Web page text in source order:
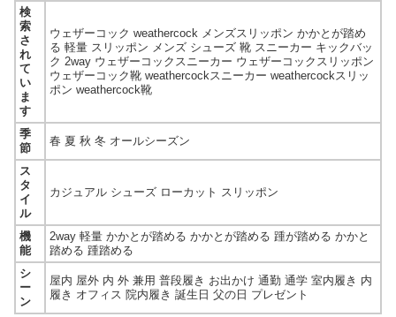
検
索
さ
れ
て
い
ま
す
ウェザーコック weathercock メンズスリッポン かかとが踏め
る 軽量 スリッポン メンズ シューズ 靴 スニーカー キックバッ
ク 2way ウェザーコックスニーカー ウェザーコックスリッポン
ウェザーコック靴 weathercockスニーカー weathercockスリッ
ポン weathercock靴
季
節
春 夏 秋 冬 オールシーズン
ス
タ
イ
ル
カジュアル シューズ ローカット スリッポン
機
能
2way 軽量 かかとが踏める かかとが踏める 踵が踏める かかと
踏める 踵踏める
シ
ー
ン
屋内 屋外 内 外 兼用 普段履き お出かけ 通勤 通学 室内履き 内
履き オフィス 院内履き 誕生日 父の日 プレゼント